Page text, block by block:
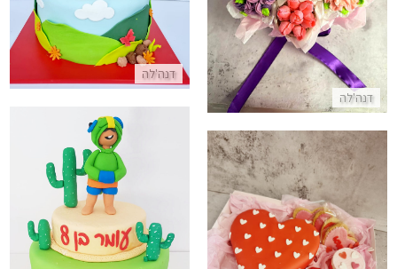
דנה'לה
התקשר/י
דנה'לה
התקשר/י
עוגת בראול סטארס מבצק סוכר
התקשר/י
מארז יום האהבה - עוגת לב ענקית וקינוחים לזוג